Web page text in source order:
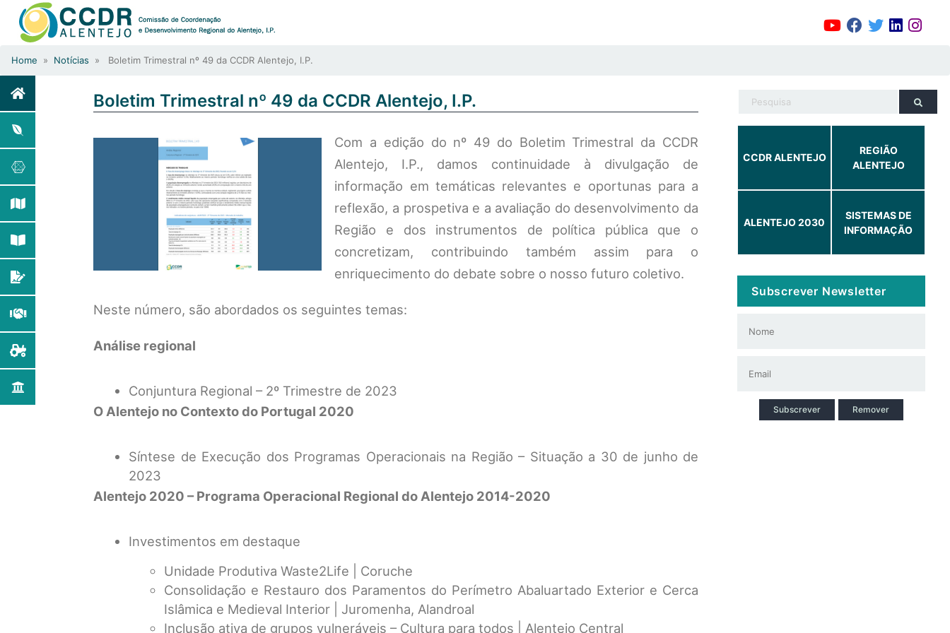
Home » Notícias » Boletim Trimestral nº 49 da CCDR Alentejo, I.P.
Boletim Trimestral nº 49 da CCDR Alentejo, I.P.
Com a edição do nº 49 do Boletim Trimestral da CCDR
Alentejo, I.P., damos continuidade à divulgação de
informação em temáticas relevantes e oportunas para a
reflexão, a prospetiva e a avaliação do desenvolvimento da
Região e dos instrumentos de política pública que o
concretizam, contribuindo também assim para o
enriquecimento do debate sobre o nosso futuro coletivo.
Neste número, são abordados os seguintes temas:
Análise regional
Conjuntura Regional – 2º Trimestre de 2023
O Alentejo no Contexto do Portugal 2020
Síntese de Execução dos Programas Operacionais na Região – Situação a 30 de junho de
2023
Alentejo 2020 – Programa Operacional Regional do Alentejo 2014-2020
Investimentos em destaque
Unidade Produtiva Waste2Life | Coruche
Consolidação e Restauro dos Paramentos do Perímetro Abaluartado Exterior e Cerca
Islâmica e Medieval Interior | Juromenha, Alandroal
Inclusão ativa de grupos vulneráveis – Cultura para todos | Alentejo Central
CCDR ALENTEJO
REGIÃO
ALENTEJO
ALENTEJO 2030
SISTEMAS DE
INFORMAÇÃO
Subscrever Newsletter
Subscrever Remover